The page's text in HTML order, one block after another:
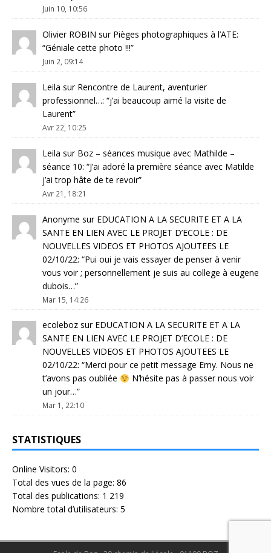
Juin 10, 10:56
Olivier ROBIN sur Pièges photographiques à l’ATE:
“Géniale cette photo !!!”
Juin 2, 09:14
Leila sur Rencontre de Laurent, aventurier
professionnel…: “j’ai beaucoup aimé la visite de
Laurent”
Avr 22, 10:25
Leila sur Boz – séances musique avec Mathilde –
séance 10: “J’ai adoré la première séance avec Matilde
j’ai trop hâte de te revoir”
Avr 21, 18:21
Anonyme sur EDUCATION A LA SECURITE ET A LA
SANTE EN LIEN AVEC LE PROJET D’ECOLE : DE
NOUVELLES VIDEOS ET PHOTOS AJOUTEES LE
02/10/22: “Pui oui je vais essayer de penser à venir
vous voir ; personnellement je suis au college à eugene
dubois…”
Mar 15, 14:26
ecoleboz sur EDUCATION A LA SECURITE ET A LA
SANTE EN LIEN AVEC LE PROJET D’ECOLE : DE
NOUVELLES VIDEOS ET PHOTOS AJOUTEES LE
02/10/22: “Merci pour ce petit message Emy. Nous ne
t’avons pas oubliée
N’hésite pas à passer nous voir
un jour…”
Mar 1, 22:10
STATISTIQUES
Online Visitors: 0
Total des vues de la page: 86
Total des publications: 1 219
Nombre total d’utilisateurs: 5